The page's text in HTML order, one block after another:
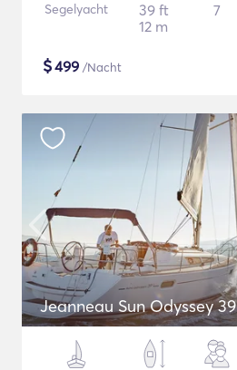
Segelyacht
39 ft
12 m
7
$499 /Nacht
Jeanneau Sun Odyssey 39